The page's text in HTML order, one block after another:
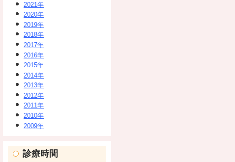
2021年
2020年
2019年
2018年
2017年
2016年
2015年
2014年
2013年
2012年
2011年
2010年
2009年
診療時間